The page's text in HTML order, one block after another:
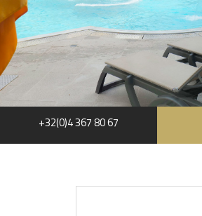
+32(0)4 367 80 67